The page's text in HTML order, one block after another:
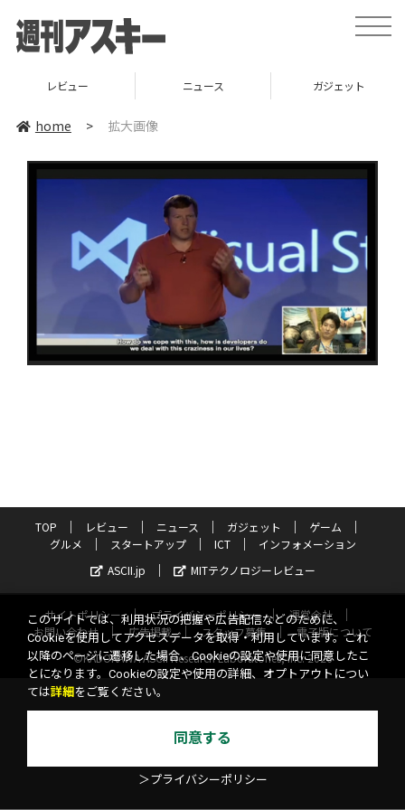
toggle
レビュー ニュース ガジェット
home > 拡大画像
TOP レビュー ニュース ガジェット
ゲーム
グルメ
スタートアップ ICT
インフォメーション
ASCII.jp
MITテクノロジーレビュー
サイトポリシー プライバシーポリシー
運営会社
お問い合わせ
広告掲載 スタッフ募集
電子版について
©KADOKAWA ASCII Research Laboratories, Inc. 2026
このサイトでは、利用状況の把握や広告配信などのために、
Cookieを使用してアクセスデータを取得・利用しています。これ
以降のページに遷移した場合、Cookieの設定や使用に同意したこ
とになります。Cookieの設定や使用の詳細、オプトアウトについ
ては詳細 をご覧ください。
同意する
＞プライバシーポリシー